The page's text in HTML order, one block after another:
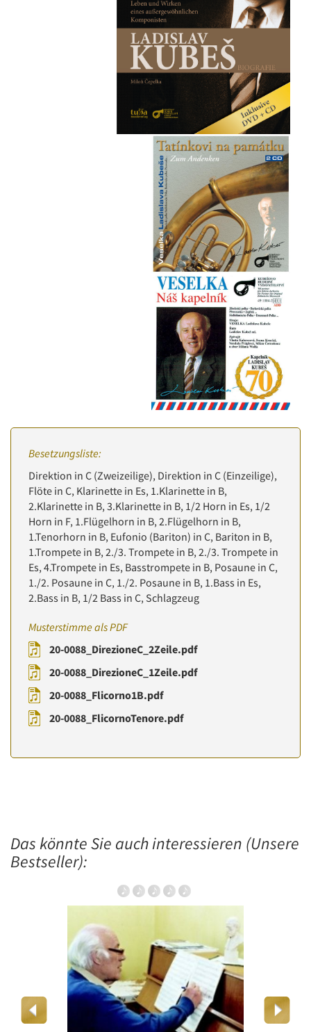
Besetzungsliste:
Direktion in C (Zweizeilige), Direktion in C (Einzeilige),
Flöte in C, Klarinette in Es, 1.Klarinette in B,
2.Klarinette in B, 3.Klarinette in B, 1/2 Horn in Es, 1/2
Horn in F, 1.Flügelhorn in B, 2.Flügelhorn in B,
1.Tenorhorn in B, Eufonio (Bariton) in C, Bariton in B,
1.Trompete in B, 2./3. Trompete in B, 2./3. Trompete in
Es, 4.Trompete in Es, Basstrompete in B, Posaune in C,
1./2. Posaune in C, 1./2. Posaune in B, 1.Bass in Es,
2.Bass in B, 1/2 Bass in C, Schlagzeug
Musterstimme als PDF
20-0088_DirezioneC_2Zeile.pdf
20-0088_DirezioneC_1Zeile.pdf
20-0088_Flicorno1B.pdf
20-0088_FlicornoTenore.pdf
Das könnte Sie auch interessieren (Unsere
Bestseller):